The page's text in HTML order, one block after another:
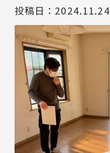
投稿日： 2024.11.24